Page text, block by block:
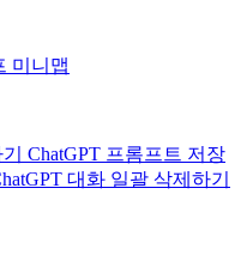
미니맵
ChatGPT 프롬프트 저장
대화 일괄 삭제하기